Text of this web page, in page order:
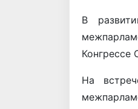
В
Конгрессе
На